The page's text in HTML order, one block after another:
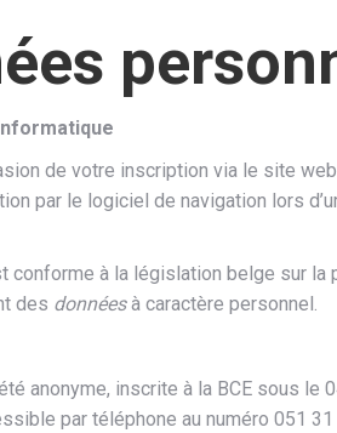
de votre inscription via le site
par le logiciel de navigation lors
à la législation belge sur
des donnéesà caractère personnel.
anonyme, inscrite à la BCE sous
par téléphone au numéro 051